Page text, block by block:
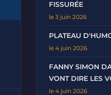
FISSURÉE
le 3 juin 2026
PLATEAU
le 4 juin 2026
FANNY SIMON
VONT DIRE LES
le 4 juin 2026